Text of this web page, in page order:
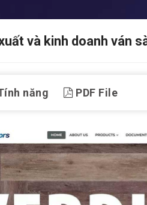
và kinh doanh ván
năng PDF File